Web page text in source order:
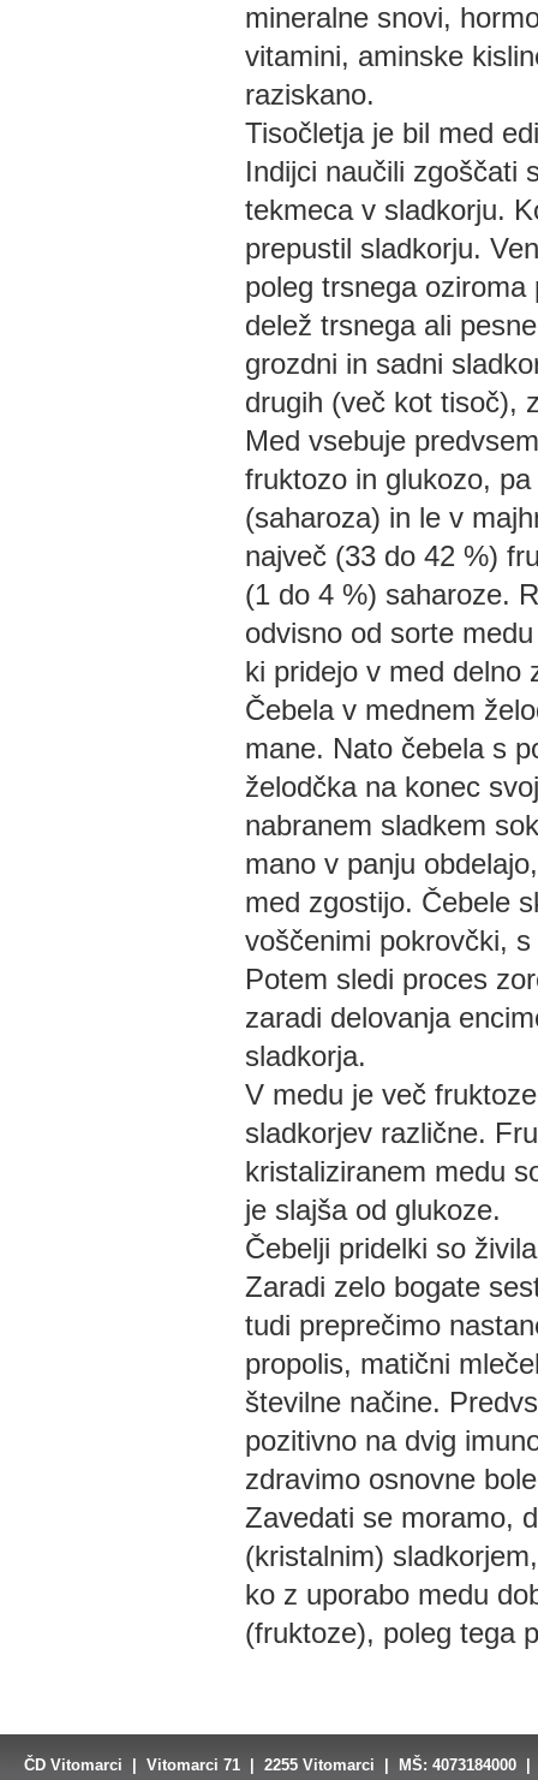
mineralne snovi,
vitamini, aminske
raziskano.
Tisočletja je bil med
Indijci naučili zgoščati
tekmeca v sladkorju.
prepustil sladkorju.
poleg trsnega
delež trsnega ali
grozdni in sadni
drugih (več kot tisoč),
Med vsebuje
fruktozo in glukozo,
(saharoza) in le v
največ (33 do 42 %)
(1 do 4 %) saharoze.
odvisno od sorte
ki pridejo v med delno
Čebela v mednem
mane. Nato čebela s
želodčka na konec
nabranem sladkem
mano v panju
med zgostijo. Čebele
voščenimi pokrovčki,
Potem sledi proces
zaradi delovanja
sladkorja.
V medu je več
sladkorjev različne.
kristaliziranem medu
je slajša od glukoze.
Čebelji pridelki so
Zaradi zelo bogate
tudi preprečimo
propolis, matični
številne načine.
pozitivno na dvig
zdravimo osnovne
Zavedati se moramo,
(kristalnim)
ko z uporabo medu
(fruktoze), poleg tega
ČD Vitomarci | Vitomarci 71 | 2255 Vitomarci | MŠ: 4073184000 |